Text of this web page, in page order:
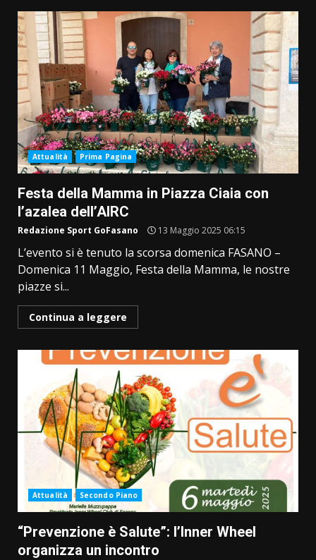
Attualità Prima Pagina
Festa della Mamma in Piazza Ciaia con
l’azalea dell’AIRC
Redazione Sport GoFasano 13 Maggio 2025 06:15
L’evento si è tenuto la scorsa domenica FASANO –
Domenica 11 Maggio, Festa della Mamma, le nostre
piazze si...
Continua a leggere
Attualità Secondo Piano
“Prevenzione è Salute”: l’Inner Wheel
organizza un incontro